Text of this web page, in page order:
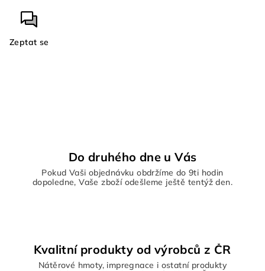
Zeptat se
Do druhého dne u Vás
Pokud Vaši objednávku obdržíme do 9ti hodin
dopoledne, Vaše zboží odešleme ještě tentýž den.
Kvalitní produkty od výrobců z ČR
Nátěrové hmoty, impregnace i ostatní produkty